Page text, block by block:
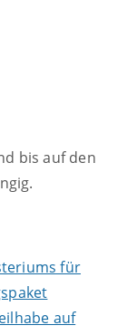
bis auf den
für
auf